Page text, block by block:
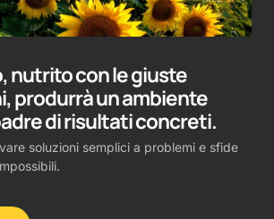
nutrito con le giuste
produrrà un ambiente
di risultati concreti.
soluzioni semplici a problemi e sfide